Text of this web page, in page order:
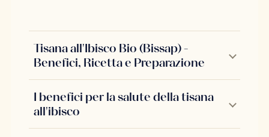
Tisana all'Ibisco Bio (Bissap) -
Benefici, Ricetta e Preparazione
I benefici per la salute della tisana
all'ibisco